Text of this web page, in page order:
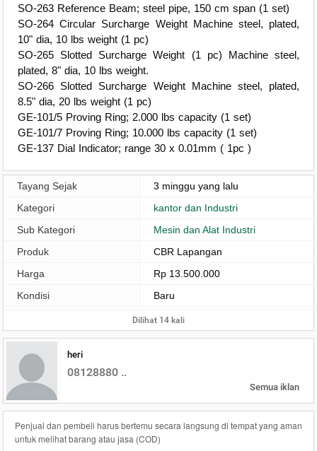
SO-263 Reference Beam; steel pipe, 150 cm span (1 set)
SO-264 Circular Surcharge Weight Machine steel, plated,
10" dia, 10 lbs weight (1 pc)
SO-265 Slotted Surcharge Weight (1 pc) Machine steel,
plated, 8" dia, 10 lbs weight.
SO-266 Slotted Surcharge Weight Machine steel, plated,
8.5" dia, 20 lbs weight (1 pc)
GE-101/5 Proving Ring; 2.000 lbs capacity (1 set)
GE-101/7 Proving Ring; 10.000 lbs capacity (1 set)
GE-137 Dial Indicator; range 30 x 0.01mm ( 1pc )
Tayang Sejak
3 minggu yang lalu
Kategori
kantor dan Industri
Sub Kategori
Mesin dan Alat Industri
Produk
CBR Lapangan
Harga
Rp 13.500.000
Kondisi
Baru
Dilihat 14 kali
heri
08128880 ..
Semua iklan
Penjual dan pembeli harus bertemu secara langsung di tempat yang aman
untuk melihat barang atau jasa (COD)